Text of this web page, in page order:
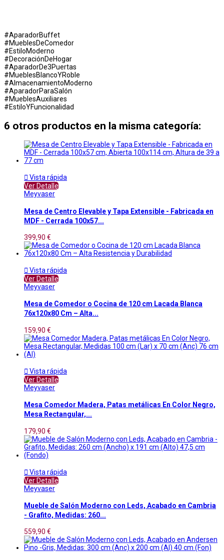
#AparadorBuffet
#MueblesDeComedor
#EstiloModerno
#DecoraciónDeHogar
#AparadorDe3Puertas
#MueblesBlancoYRoble
#AlmacenamientoModerno
#AparadorParaSalón
#MueblesAuxiliares
#EstiloYFuncionalidad
6 otros productos en la misma categoría:
 Vista rápida
Ver Detalle
Meyvaser
Mesa de Centro Elevable y Tapa Extensible - Fabricada en
MDF - Cerrada 100x57...
399,90 €
 Vista rápida
Ver Detalle
Meyvaser
Mesa de Comedor o Cocina de 120 cm Lacada Blanca
76x120x80 Cm – Alta...
159,90 €
 Vista rápida
Ver Detalle
Meyvaser
Mesa Comedor Madera, Patas metálicas En Color Negro,
Mesa Rectangular,...
179,90 €
 Vista rápida
Ver Detalle
Meyvaser
Mueble de Salón Moderno con Leds, Acabado en Cambria
- Grafito, Medidas: 260...
559,90 €